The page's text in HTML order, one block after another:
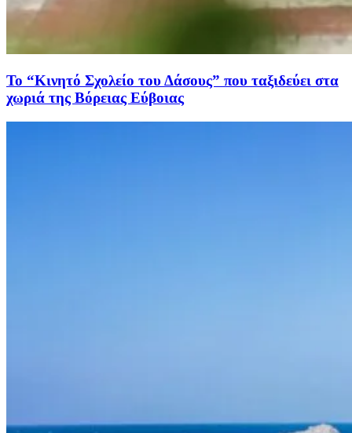
Το “Κινητό Σχολείο του Δάσους” που ταξιδεύει στα
χωριά της Βόρειας Εύβοιας